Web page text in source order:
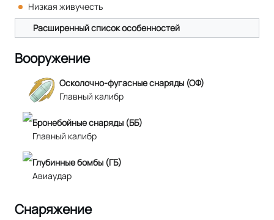
Низкая живучесть
Расширенный список особенностей
Вооружение
Осколочно-фугасные снаряды (ОФ)
Главный калибр
Бронебойные снаряды (ББ)
Главный калибр
Глубинные бомбы (ГБ)
Авиаудар
Снаряжение